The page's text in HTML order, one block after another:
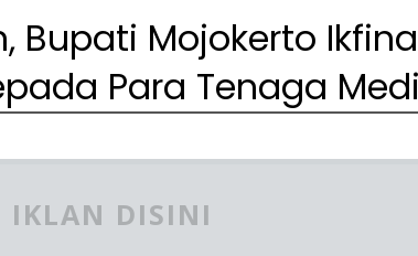
Bupati Mojokerto Ikfina
Para Tenaga
IKLAN DISINI